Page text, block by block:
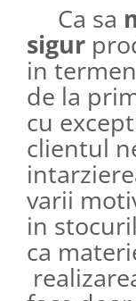
Ca sa
sigur
in
de la
cu
clientul
varii
in
ca